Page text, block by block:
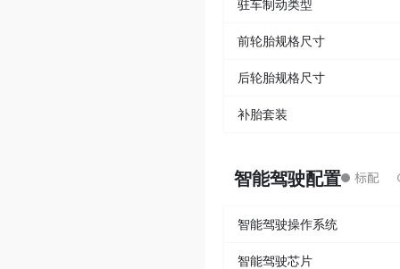
驻车制动类型
前轮胎规格尺寸
后轮胎规格尺寸
补胎套装
智能驾驶配置
智能驾驶操作系统
智能驾驶芯片